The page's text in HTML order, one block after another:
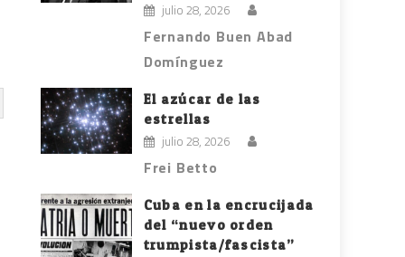
julio 28, 2026
Fernando Buen Abad
Domínguez
El azúcar de las
estrellas
julio 28, 2026
Frei Betto
Cuba en la encrucijada
del “nuevo orden
trumpista/fascista”